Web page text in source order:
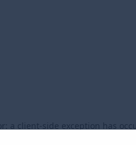
a client-side exception has